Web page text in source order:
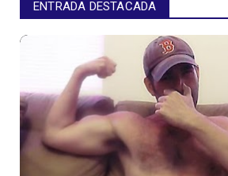
ENTRADA DESTACADA